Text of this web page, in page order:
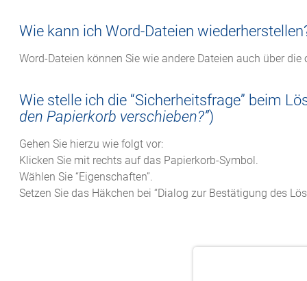
Wie kann ich Word-Dateien
Word-Dateien können Sie wie andere Dateien auch über
Wie stelle ich die “Sicherheitsfrage” beim
den Papierkorb verschieben?”)
Gehen Sie hierzu wie folgt vor:
Klicken Sie mit rechts auf das Papierkorb-Symbol.
Wählen Sie “Eigenschaften”.
Setzen Sie das Häkchen bei “Dialog zur Bestätigung des